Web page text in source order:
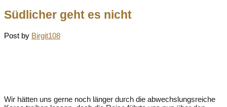
Südlicher geht es nicht
Post by Birgit108
Wir hätten uns gerne noch länger durch die abwechslungsreiche